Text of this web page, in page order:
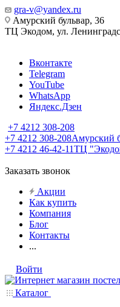
gra-v@yandex.ru
Амурский бульвар, 36
ТЦ Экодом, ул.
Вконтакте
Telegram
YouTube
WhatsApp
Яндекс.Дзен
+7 4212 308-208
+7 4212 308-208Амурский
+7 4212 46-42-11ТЦ
Заказать звонок
Акции
Как купить
Компания
Блог
Контакты
...
Войти
Каталог